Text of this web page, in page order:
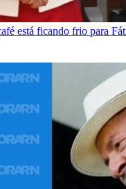
está ficando frio para